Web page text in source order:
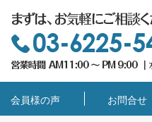
会員様の声 お問合せ